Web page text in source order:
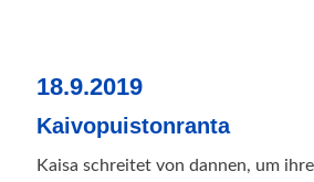
18.9.2019
Kaivopuistonranta
Kaisa schreitet von dannen, um